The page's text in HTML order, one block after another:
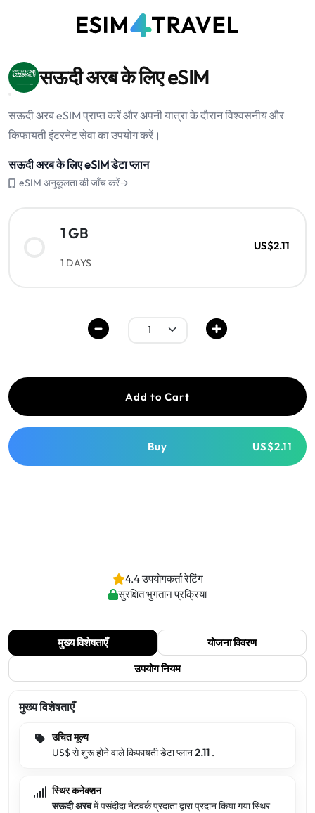
सऊदी अरब के लिए eSIM
सऊदी अरब eSIM प्राप्त करें और अपनी यात्रा के दौरान विश्वसनीय और
किफायती इंटरनेट सेवा का उपयोग करें।
सऊदी अरब के लिए eSIM डेटा प्लान
eSIM अनुकूलता की जाँच करें→
1 GB
1 DAYS
US$2.11
Add to Cart
Buy US$2.11
4.4 उपयोगकर्ता रेटिंग
सुरक्षित भुगतान प्रक्रिया
मुख्य विशेषताएँ
योजना विवरण
उपयोग नियम
मुख्य विशेषताएँ
उचित मूल्य
US$ से शुरू होने वाले किफायती डेटा प्लान2.11 .
स्थिर कनेक्शन
सऊदी अरबमें पसंदीदा नेटवर्क प्रदाता द्वारा प्रदान किया गया स्थिर